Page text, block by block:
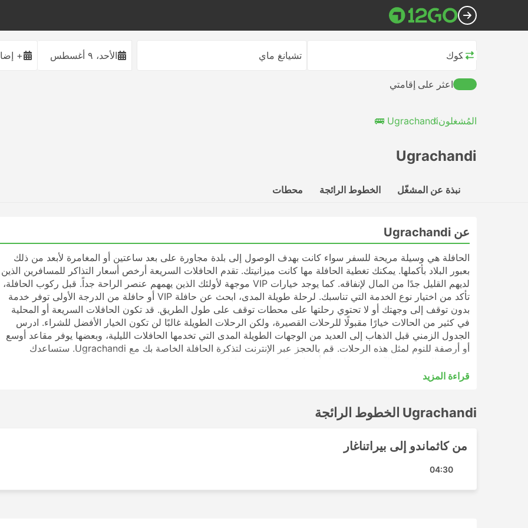
بانكوك تشيانغ ماي الأحد، ٩ أغسطس +
اعثر على إقامتي
المُشغلونUgrachandi 🚌
Ugrachandi
نبذة عن المشغّل
الخطوط الرائجة محطات
عن Ugrachandi
الحافلة هي وسيلة مريحة للسفر سواء كانت بهدف الوصول إلى بلدة مجاورة على بعد ساعتين أو المغامرة لأبعد من ذلك
بعبور البلاد بأكملها. يمكنك تغطية الحافلة مها كانت ميزانيتك. تقدم الحافلات السريعة أرخص أسعار التذاكر للمسافرين الذين
لديهم القليل جدًا من المال لإنفاقه. كما يوجد خيارات VIP موجهة لأولئك الذين يهمهم عنصر الراحة جداً. قبل ركوب الحافلة،
تأكد من اختيار نوع الخدمة التي تناسبك. لرحلة طويلة المدى، ابحث عن حافلة VIP أو حافلة من الدرجة الأولى توفر خدمة
بدون توقف إلى وجهتك أو لا تحتوي رحلتها على محطات توقف على طول الطريق. قد تكون الحافلات السريعة أو المحلية
في كثير من الحالات خيارًا مقبولًا للرحلات القصيرة، ولكن الرحلات الطويلة غالبًا لن تكون الخيار الأفضل للشراء. ادرس
الجدول الزمني قبل الذهاب إلى العديد من الوجهات الطويلة المدى التي تخدمها الحافلات الليلية، وبعضها يوفر مقاعد أوسع
أو أرصفة للنوم لمثل هذه الرحلات. قم بالحجز عبر الإنترنت لتذكرة الحافلة الخاصة بك مع Ugrachandi. ستساعدك
Ugrachandi أشهر الوجهات
تشمل المحطات الرئيسية التي تغطيها حافلات Ugrachandi ما يلي:
قراءة المزيد
Ugrachandi الخطوط الرائجة
من كاثماندو إلى بيراتناغار
04:30